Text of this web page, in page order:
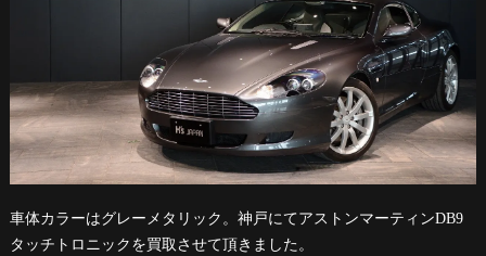
車体カラーはグレーメタリック。神戸にてアストンマーティンDB9
タッチトロニックを買取させて頂きました。